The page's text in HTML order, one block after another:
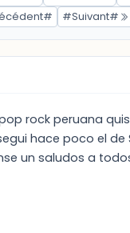
#Suivant#
rock peruana
hace poco el
un saludos a